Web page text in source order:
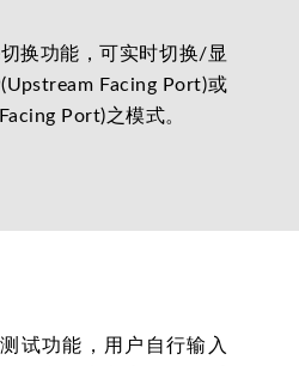
换功能，可实时切换/显
Facing Port)或
Port)之模式。
试功能，用户自行输入